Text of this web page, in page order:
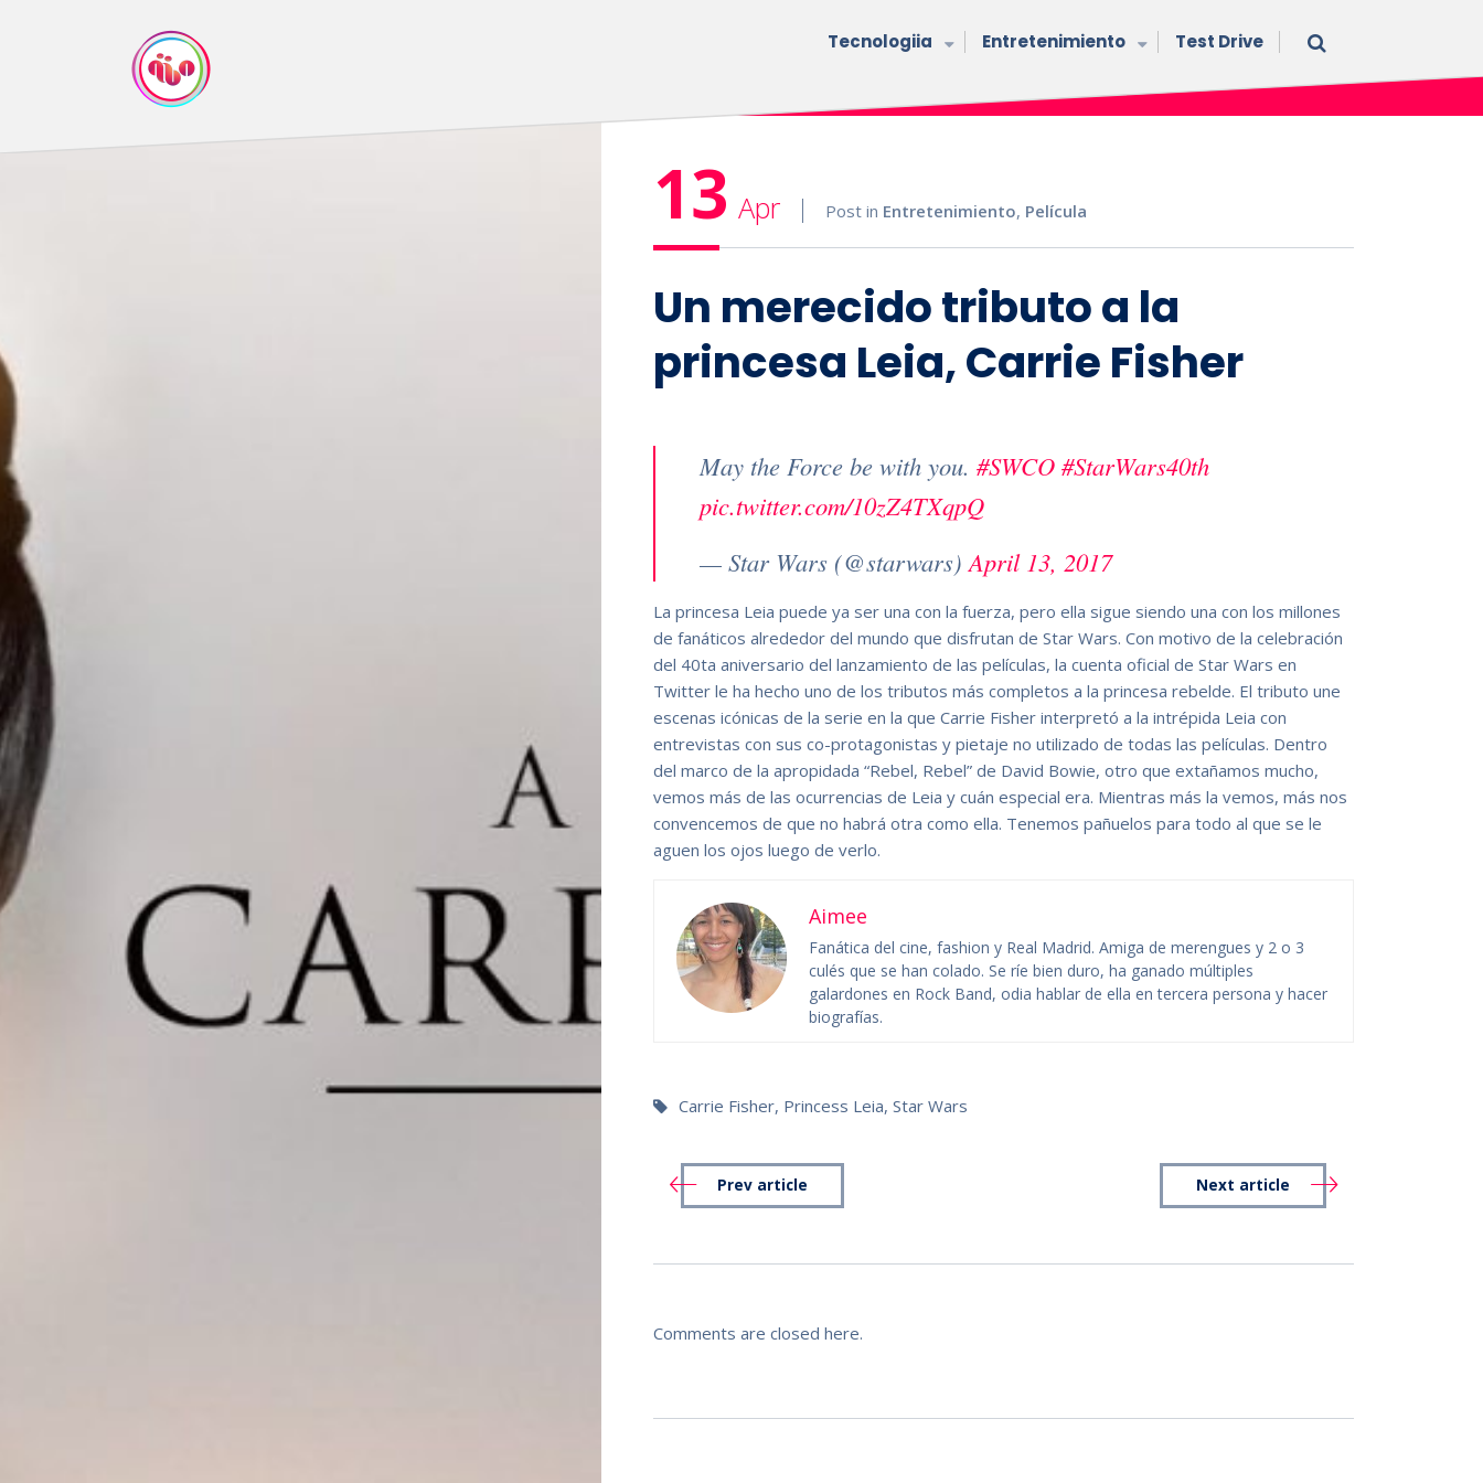
Tecnologiia Entretenimiento Test Drive
13 Apr Post in Entretenimiento, Película
Un merecido tributo a la
princesa Leia, Carrie Fisher
May the Force be with you.#SWCO #StarWars40th
pic.twitter.com/10zZ4TXqpQ
— Star Wars (@starwars)April 13, 2017
La princesa Leia puede ya ser una con la fuerza, pero ella sigue siendo una con los millones
de fanáticos alrededor del mundo que disfrutan de Star Wars. Con motivo de la celebración
del 40ta aniversario del lanzamiento de las películas, la cuenta oficial de Star Wars en
Twitter le ha hecho uno de los tributos más completos a la princesa rebelde. El tributo une
escenas icónicas de la serie en la que Carrie Fisher interpretó a la intrépida Leia con
entrevistas con sus co-protagonistas y pietaje no utilizado de todas las películas. Dentro
del marco de la apropidada “Rebel, Rebel” de David Bowie, otro que extañamos mucho,
vemos más de las ocurrencias de Leia y cuán especial era. Mientras más la vemos, más nos
convencemos de que no habrá otra como ella. Tenemos pañuelos para todo al que se le
aguen los ojos luego de verlo.
Aimee
Fanática del cine, fashion y Real Madrid. Amiga de merengues y 2 o 3
culés que se han colado. Se ríe bien duro, ha ganado múltiples
galardones en Rock Band, odia hablar de ella en tercera persona y hacer
biografías.
Carrie Fisher, Princess Leia,Star Wars
Prev article Next article
Comments are closed here.